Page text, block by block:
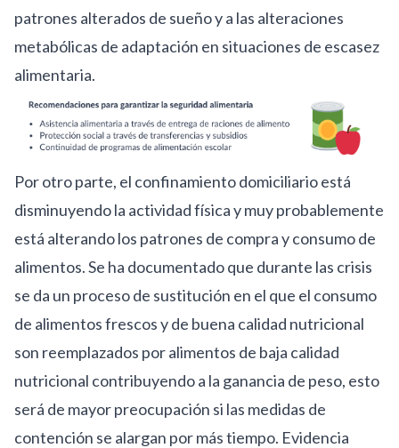
patrones alterados de sueñoy a las alteraciones
metabólicas de adaptación en situaciones de escasez
alimentaria.
Por otro parte, el confinamiento domiciliario está
disminuyendo la actividad física y muy probablemente
está alterando los patrones de compra y consumo de
alimentos. Se ha documentado que durante las crisis
se da un proceso de sustitución en el que el consumo
de alimentos frescos y de buena calidad nutricional
son reemplazados por alimentos de baja calidad
nutricional contribuyendo a la ganancia de peso, esto
será de mayor preocupación si las medidas de
contención se alargan por más tiempo. Evidencia